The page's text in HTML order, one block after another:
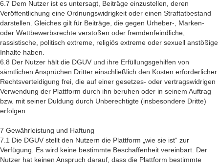
6.7 Dem Nutzer ist es untersagt, Beiträge einzustellen, deren
Veröffentlichung eine Ordnungswidrigkeit oder einen Straftatbestand
darstellen. Gleiches gilt für Beiträge, die gegen Urheber-, Marken-
oder Wettbewerbsrechte verstoßen oder fremdenfeindliche,
rassistische, politisch extreme, religiös extreme oder sexuell anstößige
Inhalte haben.
6.8 Der Nutzer hält die DGUV und ihre Erfüllungsgehilfen von
sämtlichen Ansprüchen Dritter einschließlich den Kosten erforderlicher
Rechtsverteidigung frei, die auf einer gesetzes- oder vertragswidrigen
Verwendung der Plattform durch ihn beruhen oder in seinem Auftrag
bzw. mit seiner Duldung durch Unberechtigte (insbesondere Dritte)
erfolgen.
7 Gewährleistung und Haftung
7.1 Die DGUV stellt den Nutzern die Plattform „wie sie ist“ zur
Verfügung. Es wird keine bestimmte Beschaffenheit vereinbart. Der
Nutzer hat keinen Anspruch darauf, dass die Plattform bestimmte